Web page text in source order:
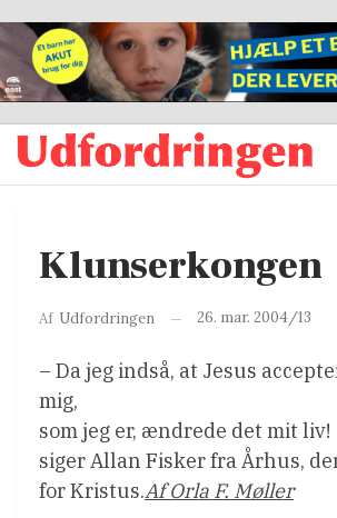
Klunserkongen
Af Udfordringen 26. mar. 2004/13
– Da jeg indså, at Jesus
mig,
som jeg er, ændrede det mit liv!
siger Allan Fisker fra Århus,
for Kristus.Af Orla F. Møller